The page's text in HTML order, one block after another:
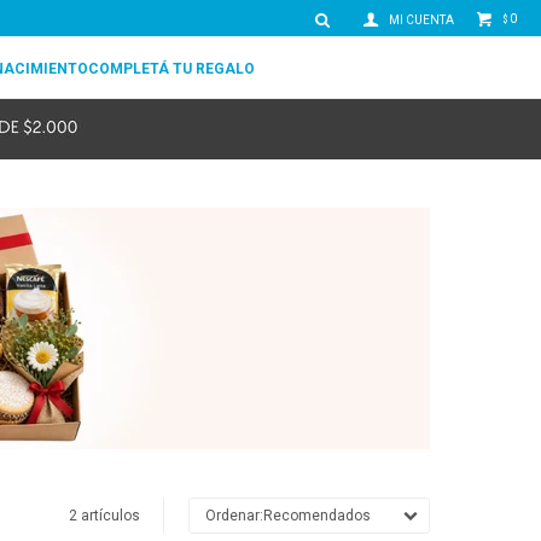
COMPLETÁ TU REGALO
$ 0
2 artículos Recomendados